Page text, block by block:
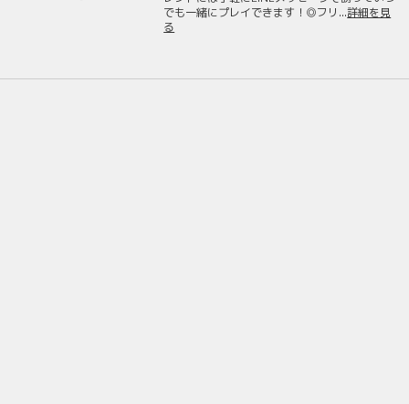
でも一緒にプレイできます！◎フリ...詳細を見
る